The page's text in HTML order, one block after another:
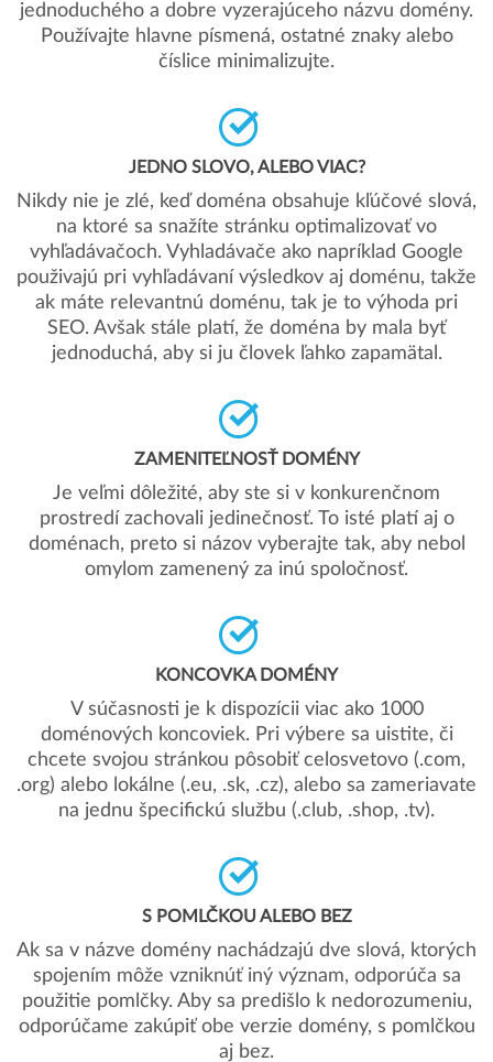
jednoduchého a dobre vyzerajúceho názvu domény.
Používajte hlavne písmená, ostatné znaky alebo
číslice minimalizujte.
JEDNO SLOVO, ALEBO VIAC?
Nikdy nie je zlé, keď doména obsahuje kľúčové slová,
na ktoré sa snažíte stránku optimalizovať vo
vyhľadávačoch. Vyhladávače ako napríklad Google
použivajú pri vyhľadávaní výsledkov aj doménu, takže
ak máte relevantnú doménu, tak je to výhoda pri
SEO. Avšak stále platí, že doména by mala byť
jednoduchá, aby si ju človek ľahko zapamätal.
ZAMENITEĽNOSŤ DOMÉNY
Je veľmi dôležité, aby ste si v konkurenčnom
prostredí zachovali jedinečnosť. To isté platí aj o
doménach, preto si názov vyberajte tak, aby nebol
omylom zamenený za inú spoločnosť.
KONCOVKA DOMÉNY
V súčasnosti je k dispozícii viac ako 1000
doménových koncoviek. Pri výbere sa uistite, či
chcete svojou stránkou pôsobiť celosvetovo (.com,
.org) alebo lokálne (.eu, .sk, .cz), alebo sa zameriavate
na jednu špecifickú službu (.club, .shop, .tv).
S POMLČKOU ALEBO BEZ
Ak sa v názve domény nachádzajú dve slová, ktorých
spojením môže vzniknúť iný význam, odporúča sa
použitie pomlčky. Aby sa predišlo k nedorozumeniu,
odporúčame zakúpiť obe verzie domény, s pomlčkou
aj bez.